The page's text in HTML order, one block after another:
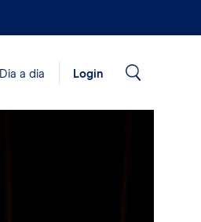
Dia a dia Login